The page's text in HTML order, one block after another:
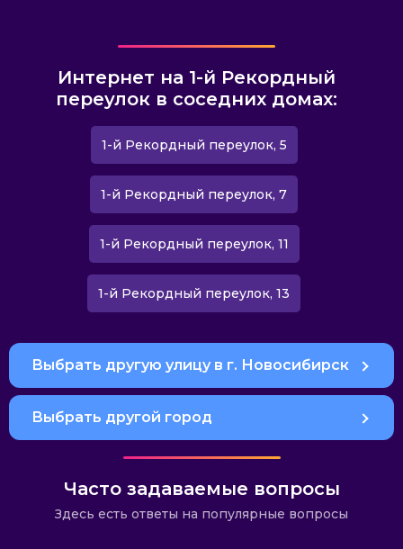
Интернет на 1-й Рекордный
переулок в соседних домах:
1-й Рекордный переулок, 5
1-й Рекордный переулок, 7
1-й Рекордный переулок, 11
1-й Рекордный переулок, 13
Выбрать другую улицу в г. Новосибирск
Выбрать другой город
Часто задаваемые вопросы
Здесь есть ответы на популярные вопросы